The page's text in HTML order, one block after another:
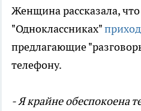
Женщина рассказала,
"Одноклассниках"
предлагающие
телефону.
- Я крайне обеспокоена